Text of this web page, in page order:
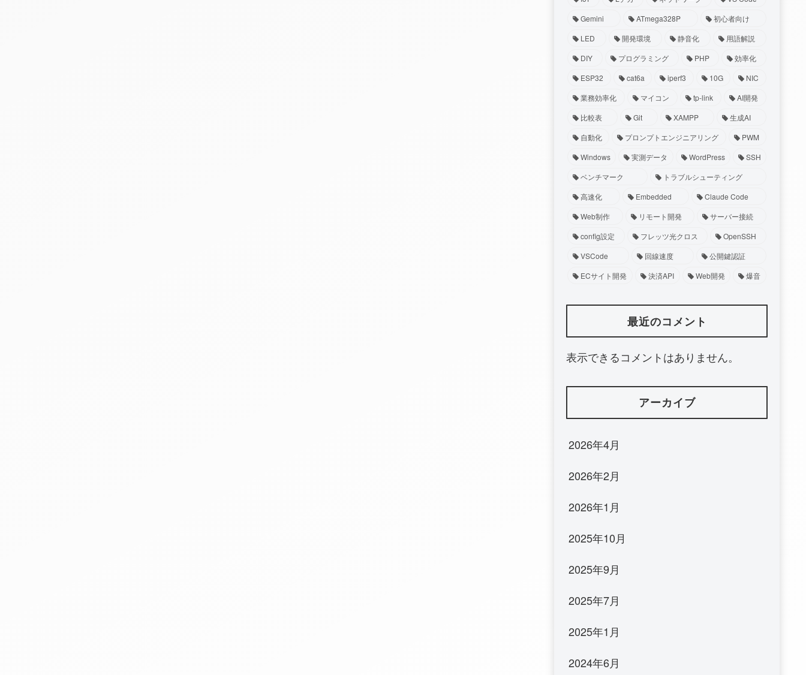
Gemini
ATmega328P
初心者向け
LED
開発環境 静音化
用語解説
DIY
プログラミング PHP
効率化
ESP32
cat6a iperf3 10G
NIC
業務効率化
マイコン tp-link
AI開発
比較表
Git XAMPP
生成AI
自動化
プロンプトエンジニアリング
PWM
Windows
実測データ WordPress
SSH
ベンチマーク
トラブルシューティング
高速化
Embedded
Claude Code
Web制作
リモート開発
サーバー接続
config設定
フレッツ光クロス
OpenSSH
VSCode
回線速度
公開鍵認証
ECサイト開発
決済API Web開発 爆音
最近のコメント
表示できるコメントはありません。
アーカイブ
2026年4月
2026年2月
2026年1月
2025年10月
2025年9月
2025年7月
2025年1月
2024年6月